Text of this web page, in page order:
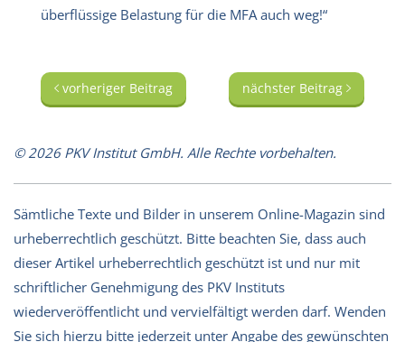
überflüssige Belastung für die MFA auch weg!“
vorheriger Beitrag nächster Beitrag
© 2026 PKV Institut GmbH. Alle Rechte vorbehalten.
Sämtliche Texte und Bilder in unserem Online-Magazin sind
urheberrechtlich geschützt. Bitte beachten Sie, dass auch
dieser Artikel urheberrechtlich geschützt ist und nur mit
schriftlicher Genehmigung des PKV Instituts
wiederveröffentlicht und vervielfältigt werden darf. Wenden
Sie sich hierzu bitte jederzeit unter Angabe des gewünschten